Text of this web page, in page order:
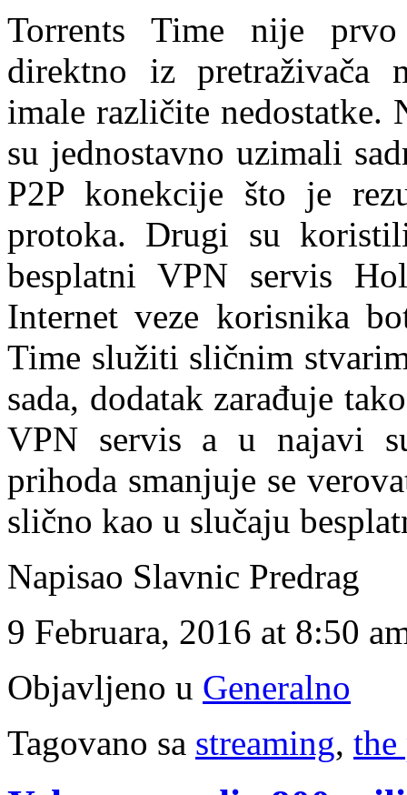
Torrents Time nije prvo
direktno iz pretraživača
imale različite nedostatke.
su jednostavno uzimali
P2P konekcije što je
protoka. Drugi su
besplatni VPN servis
Internet veze korisnika
Time služiti sličnim
sada, dodatak zarađuje
VPN servis a u najavi
prihoda smanjuje se
slično kao u slučaju
Napisao Slavnic Predrag
9 Februara, 2016 at 8:50
Objavljeno u Generalno
Tagovano sa streaming, the